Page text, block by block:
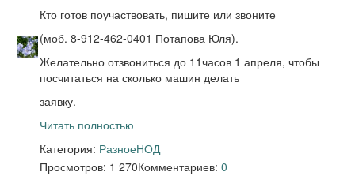
Кто готов поучаствовать, пишите или звоните
(моб. 8-912-462-0401 Потапова Юля).
Желательно отзвониться до 11часов 1 апреля, чтобы
посчитаться на сколько машин делать
заявку.
Читать полностью
Категория: РазноеНОД
Просмотров: 1 270Комментариев: 0